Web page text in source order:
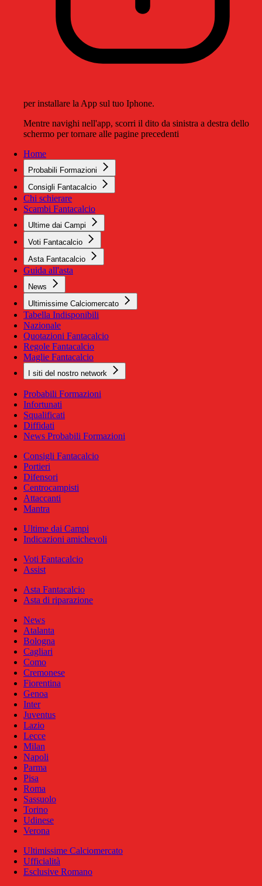
per installare la App sul tuo Iphone.
Mentre navighi nell'app, scorri il dito da sinistra a destra dello
schermo per tornare alle pagine precedenti
Home
Probabili Formazioni
Consigli Fantacalcio
Chi schierare
Scambi Fantacalcio
Ultime dai Campi
Voti Fantacalcio
Asta Fantacalcio
Guida all'asta
News
Ultimissime Calciomercato
Tabella Indisponibili
Nazionale
Quotazioni Fantacalcio
Regole Fantacalcio
Maglie Fantacalcio
I siti del nostro network
Probabili Formazioni
Infortunati
Squalificati
Diffidati
News Probabili Formazioni
Consigli Fantacalcio
Portieri
Difensori
Centrocampisti
Attaccanti
Mantra
Ultime dai Campi
Indicazioni amichevoli
Voti Fantacalcio
Assist
Asta Fantacalcio
Asta di riparazione
News
Atalanta
Bologna
Cagliari
Como
Cremonese
Fiorentina
Genoa
Inter
Juventus
Lazio
Lecce
Milan
Napoli
Parma
Pisa
Roma
Sassuolo
Torino
Udinese
Verona
Ultimissime Calciomercato
Ufficialità
Esclusive Romano